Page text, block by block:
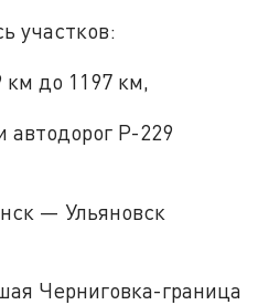
участков:
до 1197 км,
Р-229
— Ульяновск
Черниговка-граница